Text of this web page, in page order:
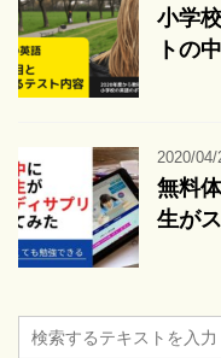
小学
トの
2020/04/
無料
生が